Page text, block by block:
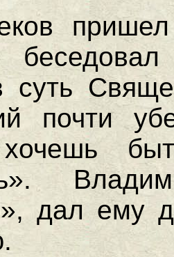
суть
почти
дал ему